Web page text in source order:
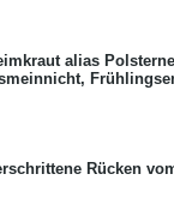
alias
Rücken